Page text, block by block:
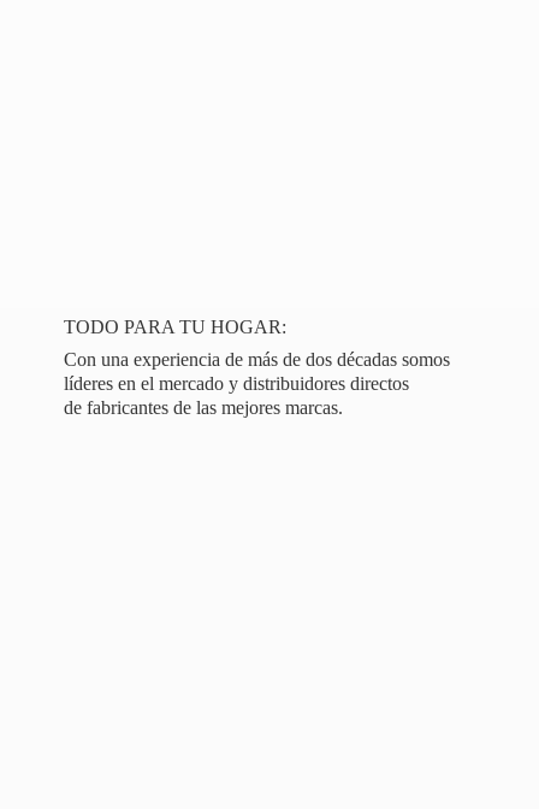
TODO PARA TU HOGAR:
Con una experiencia de más de dos décadas somos
líderes en el mercado y distribuidores directos
de fabricantes de las mejores marcas.